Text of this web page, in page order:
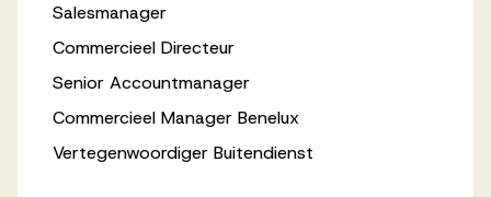
Salesmanager
Commercieel Directeur
Senior Accountmanager
Commercieel Manager Benelux
Vertegenwoordiger Buitendienst